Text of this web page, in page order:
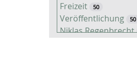
Freizeit 50
Veröffentlichung 50
Niklas Regenbrecht